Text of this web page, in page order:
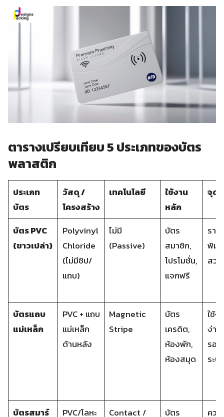
ตารางเปรียบเทียบ 5 ประเภทของบัตร
พลาสติก
ประเภท
บัตร
วัสดุ /
โครงสร้าง
เทคโนโลยี
ใช้งาน
หลัก
จุด
บัตร PVC
(ขาวเปล่า)
Polyvinyl
Chloride
(ไม่มีชิป/
แถบ)
ไม่มี
(Passive)
บัตร
สมาชิก,
โปรโมชั่น,
แจกฟรี
ราค
พิมพ์
สวย
บัตรแถบ
แม่เหล็ก
PVC + แถบ
แม่เหล็ก
ด้านหลัง
Magnetic
Stripe
บัตร
เครดิต,
ห้องพัก,
ห้องสมุด
ใช้ง
ง่าย,
รอ
ระบ
บัตรสมาร์
PVC/โลหะ
Contact /
บัตร
ควา